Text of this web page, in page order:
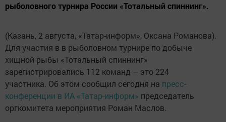
рыболовного турнира России «Тотальный спиннинг».
(Казань, 2 августа, «Татар-информ», Оксана Романова).
Для участия в в рыболовном турнире по добыче
хищной рыбы «Тотальный спиннинг»
зарегистрировались 112 команд – это 224
участника. Об этом сообщил сегодня на пресс-
конференции в ИА «Татар-информ» председатель
оргкомитета мероприятия Роман Маслов.